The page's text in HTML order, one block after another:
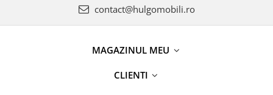
contact@hulgomobili.ro
MAGAZINUL MEU
CLIENTI